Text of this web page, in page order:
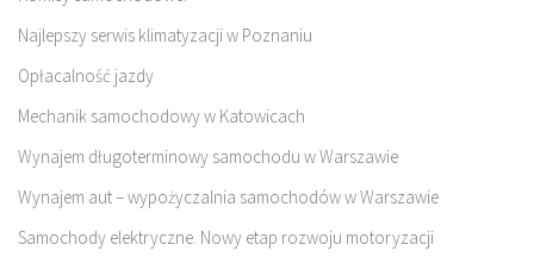
Najlepszy serwis klimatyzacji w Poznaniu
Opłacalność jazdy
Mechanik samochodowy w Katowicach
Wynajem długoterminowy samochodu w Warszawie
Wynajem aut – wypożyczalnia samochodów w Warszawie
Samochody elektryczne. Nowy etap rozwoju motoryzacji